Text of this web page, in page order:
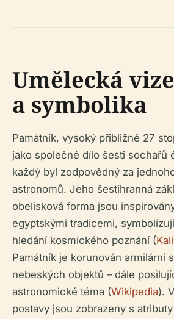
Umělecká
a symbolika
Památník, vysoký přibližně 27
jako společné dílo šesti sochařů
každý byl zodpovědný za
astronomů. Jeho šestihranná
obelisková forma jsou
egyptskými tradicemi,
hledání kosmického poznání (
Památník je korunován armilární
nebeských objektů – dále
astronomické téma (Wikipedia).
postavy jsou zobrazeny s